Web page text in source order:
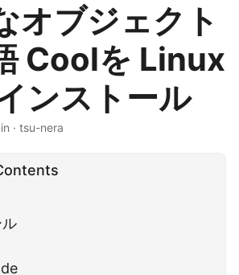
オブジェクト
Coolを Linux
ンストール
· tsu-nera